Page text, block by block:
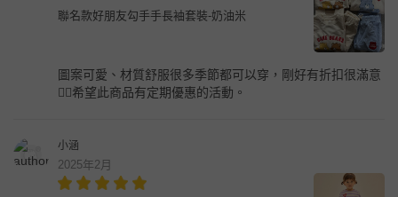
聯名款好朋友勾手手長袖套裝-奶油米
圖案可愛、材質舒服很多季節都可以穿，剛好有折扣很滿意
👍🏻希望此商品有定期優惠的活動。
小涵
2025年2月